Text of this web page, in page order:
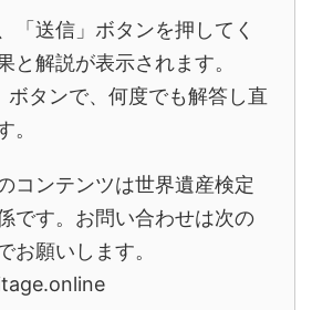
「送信」ボタンを押してく
と解説が表示されます。
ボタンで、何度でも解答し直
。
コンテンツは世界遺産検定
です。お問い合わせは次の
お願いします。